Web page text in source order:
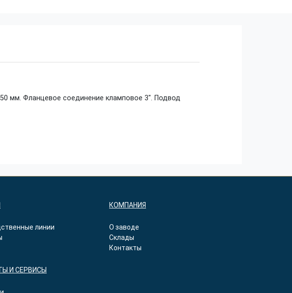
мм. Фланцевое соединение кламповое 3″. Подвод
линии
И СЕРВИСЫ
КОМПАНИЯ
О заводе
Склады
Контакты